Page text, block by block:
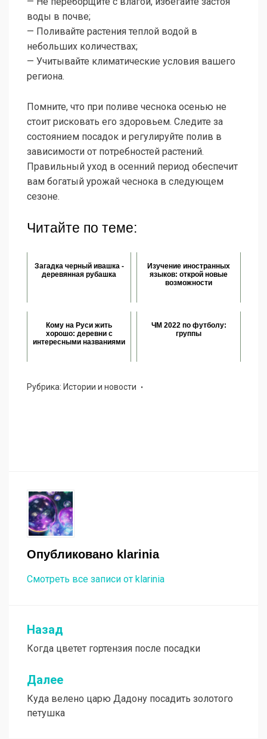
воды в почве;
— Поливайте растения теплой водой в
небольших количествах;
— Учитывайте климатические условия вашего
региона.
Помните, что при поливе чеснока осенью не
стоит рисковать его здоровьем. Следите за
состоянием посадок и регулируйте полив в
зависимости от потребностей растений.
Правильный уход в осенний период обеспечит
вам богатый урожай чеснока в следующем
сезоне.
Читайте по теме:
Загадка черный ивашка -
деревянная рубашка
Изучение иностранных
языков: открой новые
возможности
Кому на Руси жить
хорошо: деревни с
интересными названиями
ЧМ 2022 по футболу:
группы
Рубрика: Истории и новости
Опубликовано klarinia
Смотреть все записи от klarinia
Навигация
по
записям
Назад
Когда цветет гортензия после посадки
Далее
Куда велено царю Дадону посадить золотого
петушка